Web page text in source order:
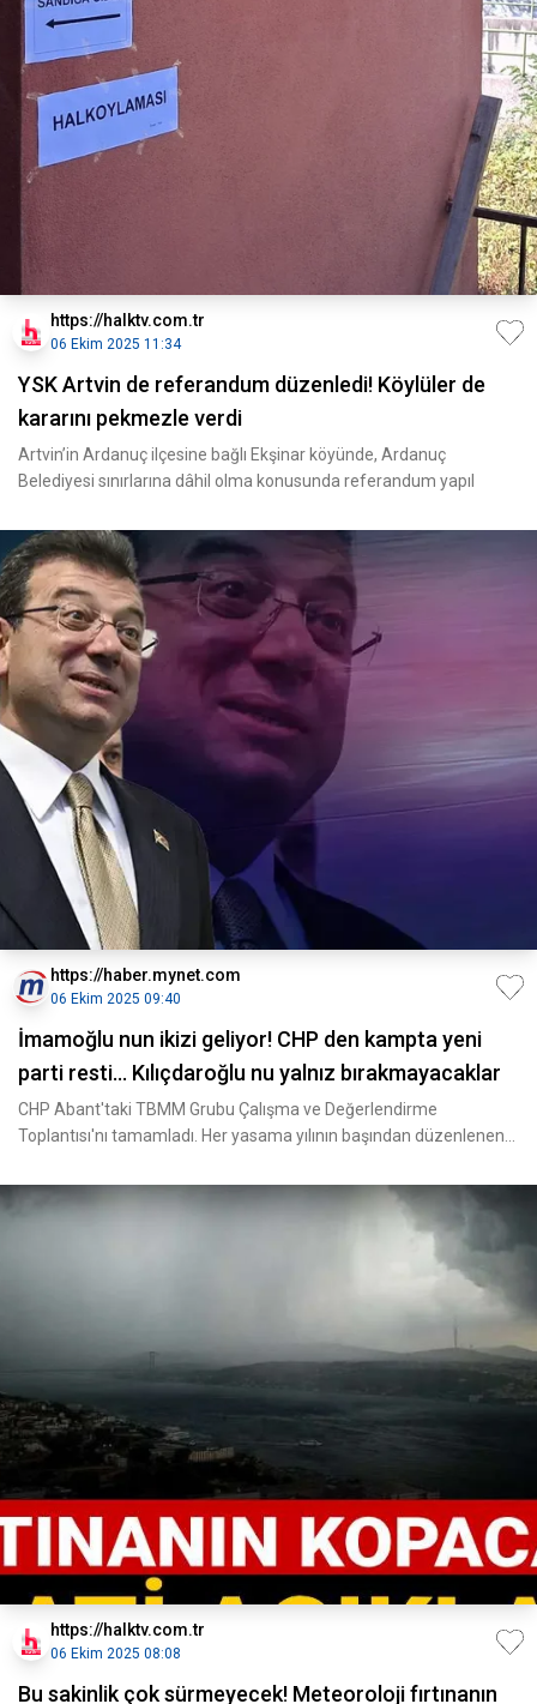
https://halktv.com.tr
06 Ekim 2025 11:34
YSK Artvin de referandum düzenledi! Köylüler de
kararını pekmezle verdi
Artvin’in Ardanuç ilçesine bağlı Ekşinar köyünde, Ardanuç
Belediyesi sınırlarına dâhil olma konusunda referandum yapıl
https://haber.mynet.com
06 Ekim 2025 09:40
İmamoğlu nun ikizi geliyor! CHP den kampta yeni
parti resti... Kılıçdaroğlu nu yalnız bırakmayacaklar
CHP Abant'taki TBMM Grubu Çalışma ve Değerlendirme
Toplantısı'nı tamamladı. Her yasama yılının başından düzenlenen
https://halktv.com.tr
06 Ekim 2025 08:08
Bu sakinlik çok sürmeyecek! Meteoroloji fırtınanın